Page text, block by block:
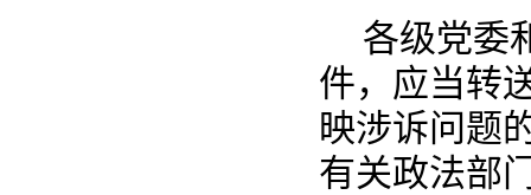
各级党委
件，应当转
映涉诉问题
有关政法部